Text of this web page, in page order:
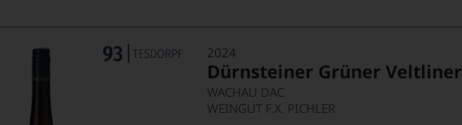
2024
Dürnsteiner Grüner Veltliner
WACHAU DAC
WEINGUT F.X. PICHLER